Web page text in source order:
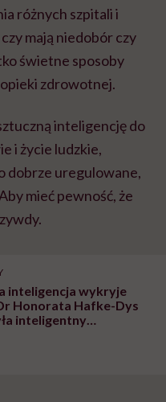
różnych szpitali i
mają niedobór czy
świetne sposoby
zdrowotnej.
inteligencję do
i życie ludzkie,
dobrze uregulowane,
mieć pewność, że
inteligencja wykryje
Honorata Hafke-Dys
inteligentny